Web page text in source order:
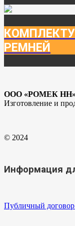
РЕМНЕЙ
ООО «РОМЕК НН»
Изготовление и
© 2024
Информация
Публичный договор